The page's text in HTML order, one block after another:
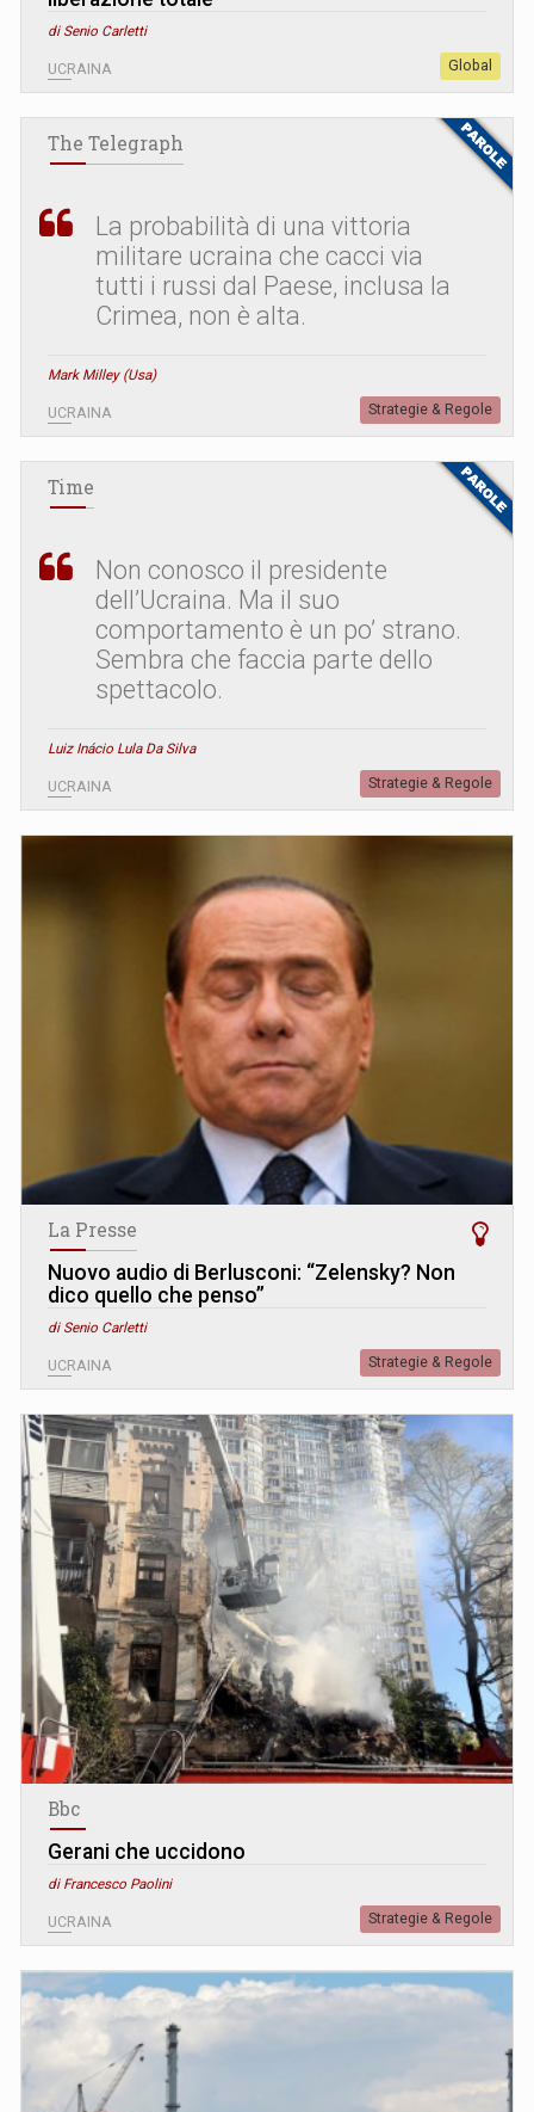
di Senio Carletti
UCRAINA Global
The Telegraph
La probabilità di una vittoria
militare ucraina che cacci via
tutti i russi dal Paese, inclusa la
Crimea, non è alta.
Mark Milley (Usa)
UCRAINA Strategie & Regole
Time
Non conosco il presidente
dell’Ucraina. Ma il suo
comportamento è un po’ strano.
Sembra che faccia parte dello
spettacolo.
Luiz Inácio Lula Da Silva
UCRAINA Strategie & Regole
La Presse
Nuovo audio di Berlusconi: “Zelensky? Non
dico quello che penso”
di Senio Carletti
UCRAINA Strategie & Regole
Bbc
Gerani che uccidono
di Francesco Paolini
UCRAINA Strategie & Regole